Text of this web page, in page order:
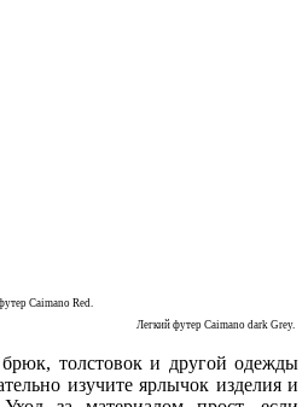
футер Caimano Red.
Mustard. Легкий футер Caimano dark Grey.
толстовок и другой одежды
изучите ярлычок изделия и